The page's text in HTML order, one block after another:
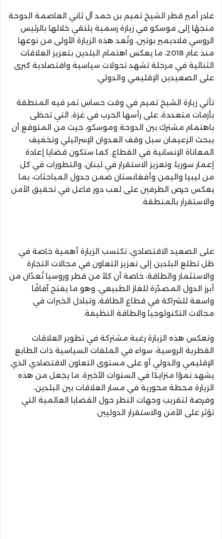
غادر أمير قطر الشيخ تميم بن حمد آل ثاني العاصمة الدوحة
متجهًا إلى موسكو في زيارة رسمية يلتقي خلالها بالرئيس
الروسي فلاديمير بوتين، وتُعد هذه الزيارة الأولى من نوعها
منذ عام 2018، ما يعكس اهتمام البلدين بتعزيز العلاقات
الثنائية في مرحلة تشهد تحولات سياسية واقتصادية كبرى
على الصعيدين الإقليمي والدولي.
تأتي زيارة الشيخ تميم في وقت حساس تمر فيه المنطقة
بأزمات متعددة، على رأسها الحرب في غزة، التي تحظى
باهتمام مشترك بين الدوحة وموسكو، حيث من المتوقع أن
يبحث الزعيمان سبل وقف العدوان الإسرائيلي وتخفيف
المعاناة الإنسانية في القطاع. كما ستكون قضايا إعادة
إعمار سوريا، وتعزيز الاستقرار في لبنان، والتطورات في كل
من ليبيا واليمن وأفغانستان ضمن جدول المباحثات، بما
يعكس حرص الطرفين على لعب دور فاعل في تحقيق الأمن
والاستقرار بالمنطقة.
على الصعيد الاقتصادي، تكتسب الزيارة أهمية خاصة في
ظل تطلع البلدين إلى تعزيز التعاون في مجالات التجارة
والاستثمار والطاقة، خاصة أن كلاً من قطر وروسيا تُعدّان من
أبرز الدول المصدّرة للغاز الطبيعي، وهو ما يفتح آفاقًا
واسعة للشراكة في قطاع الطاقة، وتبادل الخبرات في
مجالات التكنولوجيا والطاقة النظيفة.
وتعكس هذه الزيارة رغبة مشتركة في تطوير العلاقات
القطرية الروسية، سواء في الملفات السياسية ذات الطابع
الإقليمي والدولي أو على مستوى التعاون الاقتصادي الذي
يشهد نموًا متزايدًا في السنوات الأخيرة، ما يجعل من هذه
الزيارة محطة محورية في مسار العلاقات بين البلدين،
وفرصة لتقريب وجهات النظر حول القضايا العالمية التي
تؤثر على الأمن والاستقرار الدوليين.